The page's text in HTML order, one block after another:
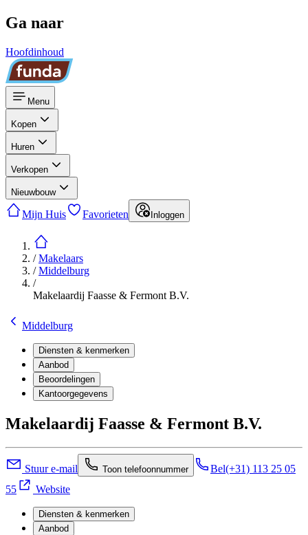
Ga naar
Hoofdinhoud
Menu
Kopen
Huren
Verkopen
Nieuwbouw
Mijn Huis Favorieten Inloggen
/Makelaars
/Middelburg
/
Makelaardij Faasse & Fermont B.V.
Middelburg
Diensten & kenmerken
Aanbod
Beoordelingen
Kantoorgegevens
Makelaardij Faasse & Fermont B.V.
Stuur e-mail Toon telefoonnummer Bel(+31) 113 25 05
55
Website
Diensten & kenmerken
Aanbod